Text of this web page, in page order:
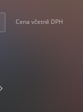
Cena včetně DPH